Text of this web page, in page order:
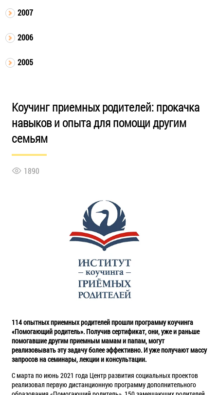
2007
2006
2005
Коучинг приемных родителей: прокачка
навыков и опыта для помощи другим
семьям
1890
114 опытных приемных родителей прошли программу коучинга
«Помогающий родитель». Получив сертификат, они, уже и раньше
помогавшие другим приемным мамам и папам, могут
реализовывать эту задачу более эффективно. И уже получают массу
запросов на семинары, лекции и консультации.
С марта по июнь 2021 года Центр развития социальных проектов
реализовал первую дистанционную программу дополнительного